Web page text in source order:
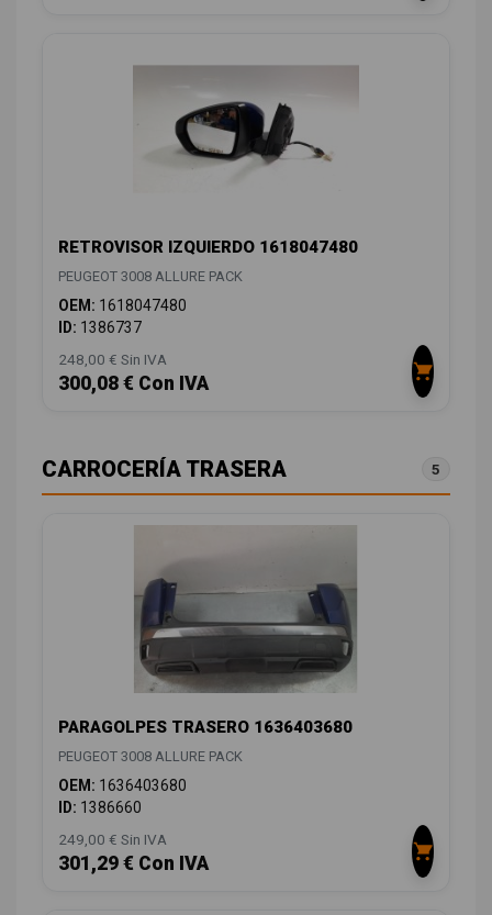
RETROVISOR IZQUIERDO 1618047480
PEUGEOT 3008 ALLURE PACK
OEM: 1618047480
ID: 1386737
248,00 € Sin IVA
300,08 € Con IVA
CARROCERÍA TRASERA 5
PARAGOLPES TRASERO 1636403680
PEUGEOT 3008 ALLURE PACK
OEM: 1636403680
ID: 1386660
249,00 € Sin IVA
301,29 € Con IVA